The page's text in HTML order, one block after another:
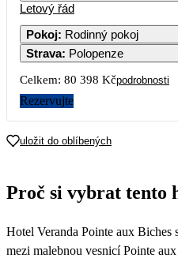
1
52 369 55 149 41 639
8 9
15
52 429
22
53 559
23
61 249
Letový řád
Pokoj: Rodinný pokoj
Strava: Polopenze
Celkem: 80 398 Kčpodrobnosti
Rezervujte
uložit do oblíbených
Proč si vybrat tento
Hotel Veranda Pointe aux Biches
mezi malebnou vesnicí Pointe